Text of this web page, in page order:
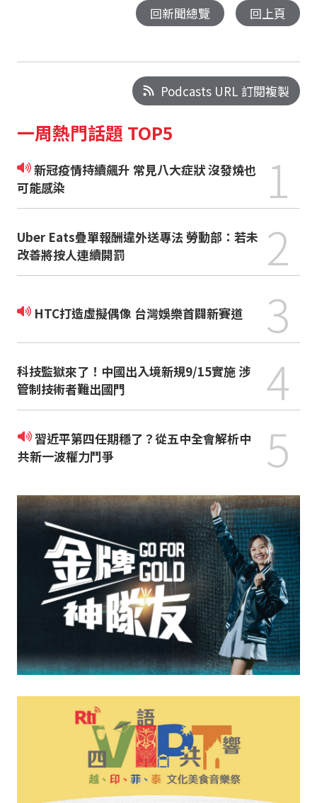
回新聞總覽 回上頁
Podcasts URL 訂閱複製
一周熱門話題 TOP5
新冠疫情持續飆升 常見八大症狀 沒發燒也
可能感染
1
Uber Eats疊單報酬違外送專法 勞動部：若未
改善將按人連續開罰
2
HTC打造虛擬偶像 台灣娛樂首闢新賽道 3
科技監獄來了！中國出入境新規9/15實施 涉
管制技術者難出國門
4
習近平第四任期穩了？從五中全會解析中
共新一波權力鬥爭
5